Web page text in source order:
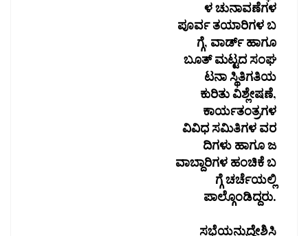
ಳ ಚುನಾವಣೆಗಳ
ಪೂರ್ವ ತಯಾರಿಗಳ ಬ
ಗ್ಗೆ, ವಾರ್ಡ್ ಹಾಗೂ
ಬೂತ್ ಮಟ್ಟದ ಸಂಘ
ಟನಾ ಸ್ಥಿತಿಗತಿಯ
ಕುರಿತು ವಿಶ್ಲೇಷಣೆ,
ಕಾರ್ಯತಂತ್ರಗಳ
ವಿವಿಧ ಸಮಿತಿಗಳ ವರ
ದಿಗಳು ಹಾಗೂ ಜ
ವಾಬ್ದಾರಿಗಳ ಹಂಚಿಕೆ ಬ
ಗ್ಗೆ ಚರ್ಚೆಯಲ್ಲಿ
ಪಾಲ್ಗೊಂಡಿದ್ದರು.
ಸಭೆಯನ್ನುದ್ದೇಶಿಸಿ